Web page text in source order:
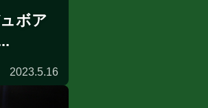
ボア
2023.5.16